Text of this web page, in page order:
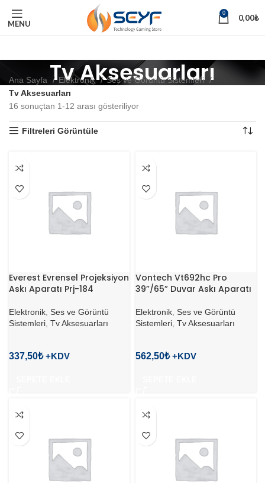
MENU
0 0,00₺
Tv Aksesuarları
Ana Sayfa Elektronik
Ses ve Görüntü Sistemleri
Tv Aksesuarları
16 sonuçtan 1-12 arası gösteriliyor
Filtreleri Görüntüle
Everest Evrensel Projeksiyon
Askı Aparatı Prj-184
Elektronik Ses ve Görüntü
Sistemleri Tv Aksesuarları
337,50₺
Vontech Vt692hc Pro
39”/65” Duvar Askı Aparatı
Elektronik Ses ve Görüntü
Sistemleri Tv Aksesuarları
562,50₺